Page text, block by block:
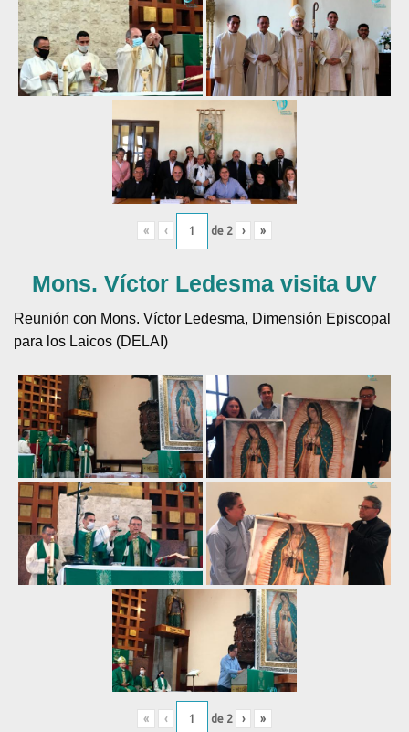
« ‹ de 2 › »
Mons. Víctor Ledesma visita UV
Reunión con Mons. Víctor Ledesma, Dimensión Episcopal
para los Laicos (DELAI)
« ‹ de 2 › »